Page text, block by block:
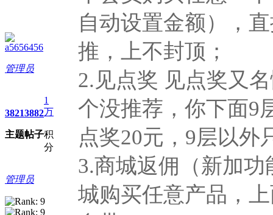
a5656456
管理员
3821
主题
3882
帖子
1
万
积
分
管理员
自动设置金额），
推，上不封顶；
2.见点奖 见点奖又
个没推荐，你下面9
点奖20元，9层以外
3.商城返佣（新加
城购买任意产品，